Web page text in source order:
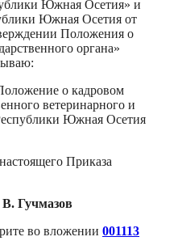
Южная Осетия» и
Южная Осетия от
Положения о
органа»
о кадровом
ветеринарного и
Южная Осетия
Приказа
во вложении 001113